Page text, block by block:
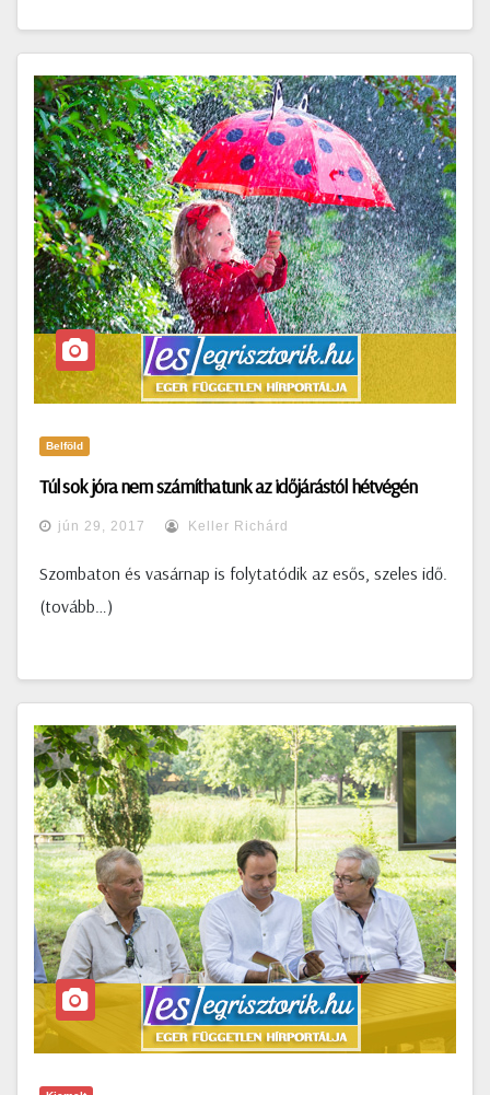
Belföld
Túl sok jóra nem számíthatunk az időjárástól hétvégén
jún 29, 2017 Keller Richárd
Szombaton és vasárnap is folytatódik az esős, szeles idő.
(tovább…)